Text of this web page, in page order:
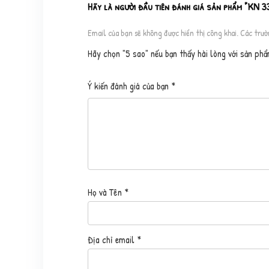
Hãy là người đầu tiên đánh giá sản phẩm
Email của bạn sẽ không được hiển thị công khai. Các
Hãy chọn "5 sao" nếu bạn thấy hài lòng với sản
Ý kiến đánh giá của bạn *
Họ và Tên *
Địa chỉ email *